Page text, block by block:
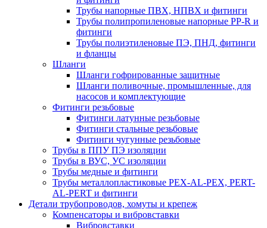
Трубы напорные ПВХ, НПВХ и фитинги
Трубы полипропиленовые напорные PP-R и
фитинги
Трубы полиэтиленовые ПЭ, ПНД, фитинги
и фланцы
Шланги
Шланги гофрированные защитные
Шланги поливочные, промышленные, для
насосов и комплектующие
Фитинги резьбовые
Фитинги латунные резьбовые
Фитинги стальные резьбовые
Фитинги чугунные резьбовые
Трубы в ППУ ПЭ изоляции
Трубы в ВУС, УС изоляции
Трубы медные и фитинги
Трубы металлопластиковые PEX-AL-PEX, PERT-
AL-PERT и фитинги
Детали трубопроводов, хомуты и крепеж
Компенсаторы и вибровставки
Вибровставки